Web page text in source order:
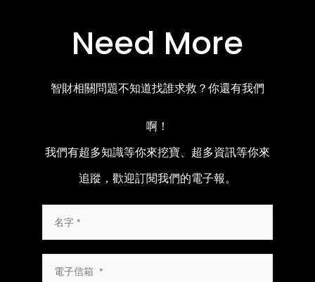
Need More
智財相關問題不知道找誰求救？你還有我們
啊！
我們有超多知識等你來挖寶、超多資訊等你來
追蹤，歡迎訂閱我們的電子報。